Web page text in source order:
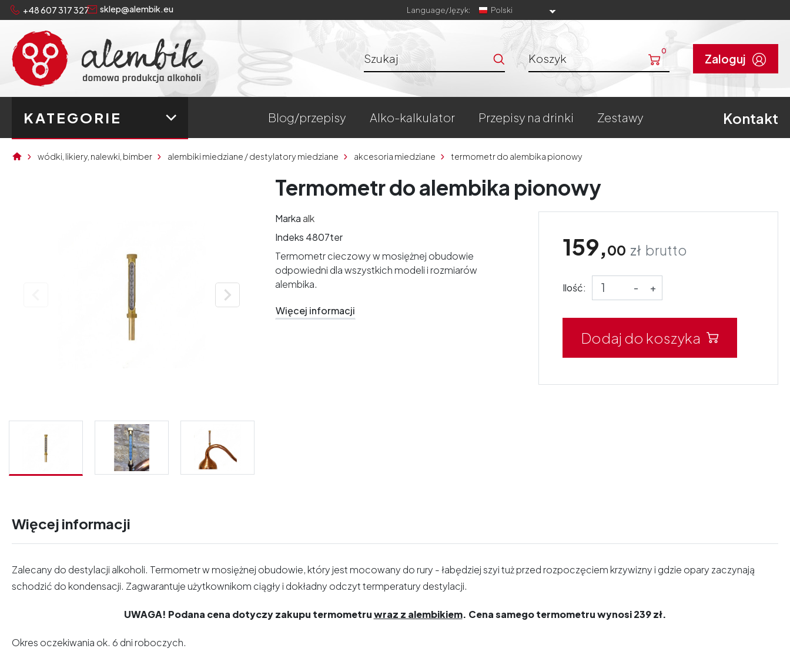
+48 607 317 327 sklep@alembik.eu Language/Język: Polski
Koszyk 0
Zaloguj
KATEGORIE blog/przepisy alko-kalkulator przepisy na drinki zestawy Kontakt
wódki, likiery, nalewki, bimber alembiki miedziane / destylatory miedziane akcesoria miedziane termometr do alembika pionowy

Termometr do alembika pionowy
Markaalk
Indeks 4807ter
Termometr cieczowy w mosiężnej obudowie
odpowiedni dla wszystkich modeli i rozmiarów
alembika.
Więcej informacji
159,00 zł brutto
Ilość: - +
Dodaj do koszyka
Więcej informacji
Zalecany do destylacji alkoholi. Termometr w mosiężnej obudowie, który jest mocowany do rury - łabędziej szyi tuż przed rozpoczęciem krzywizny i gdzie opary zaczynają
schodzić do kondensacji. Zagwarantuje użytkownikom ciągły i dokładny odczyt termperatury destylacji.
UWAGA! Podana cena dotyczy zakupu termometruwraz z alembikiem. Cena samego termometru wynosi 239 zł.
Okres oczekiwania ok. 6 dni roboczych.